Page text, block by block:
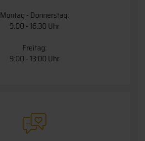
Montag - Donnerstag:
9:00 - 16:30 Uhr
Freitag:
9:00 - 13:00 Uhr